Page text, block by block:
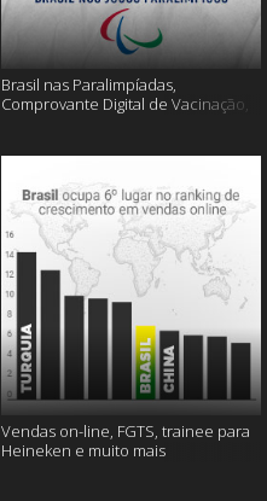
Brasil nas Paralimpíadas,
Comprovante Digital de Vacinação,
Vendas on-line, FGTS, trainee para
Heineken e muito mais